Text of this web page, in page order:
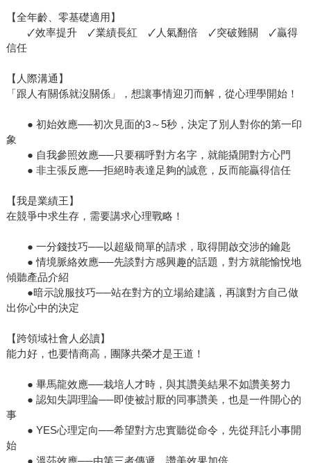
【全年齡、零基礎適用】
🗸效率提升 🗸業績長紅 🗸人氣翻倍 🗸突破難關 🗸贏得
信任
【人際溝通】
「跟人有關係就沒關係」，想讓事情迎刃而解，從心理學開始！
● 初始效應──初次見面的3～5秒，決定了別人對你的第一印
象
● 自我參照效應──只要稱呼對方名字，就能撬開對方心門
● 非主張反應──拒絕時表達足夠的誠意，反而能贏得信任
【我是業績王】
在競爭中求生存，需要講求心理戰略！
● 一分錢技巧──以超級簡單的請求，取得開啟交涉的鑰匙
● 情境脈絡效應──先談對方感興趣的話題，對方就能愉悅地
傾聽產品介紹
●暗示說服技巧──站在對方的立場給建議，再讓對方自己做
出你心中的決定
【跨領域社會人必讀】
能力好，也要情商高，團隊共榮才是王道！
● 畢馬龍效應──栽培人才時，與其讚美結果不如讚美努力
● 認知失調理論──即使被討厭的同事讚美，也是一件開心的
事
● YES心理定向──希望對方忠實聽從命令，先從拜託小事開
始
● 溫莎效應──由第三者傳遞，讚美效果加倍